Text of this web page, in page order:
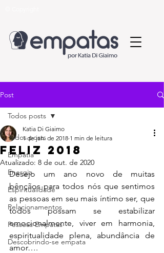
Post
Todos posts
Empatia
Energia
Espiritualidade
Relacionamentos
Pessoas Empatas
Descobrindo-se empata
Todos posts
Feliz 2018
Katia Di Giaimo
1 de jan. de 2018 1 min de leitura
Atualizado: 8 de out. de 2020
Desejo um ano novo de muitas
bênçãos para todos nós que sentimos
as pessoas em seu mais íntimo ser, que
todos possam se estabilizar
emocionalmente, viver em harmonia,
espiritualidade plena, abundância de
amor….